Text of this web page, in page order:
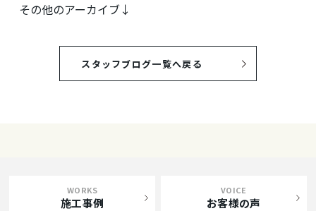
その他のアーカイブ↓
スタッフブログ一覧へ戻る
WORKS
施工事例
VOICE
お客様の声